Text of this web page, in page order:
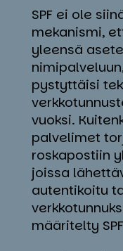
SPF ei ole
mekanismi,
yleensä
pystyttäisi
vuoksi.
palvelimet
roskapostiin
joissa
autentikoitu
määritelty